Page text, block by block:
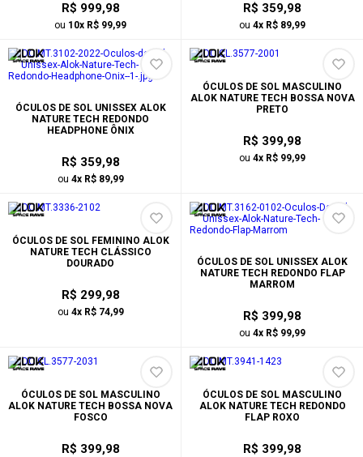
R$ 999,98
ou 10x R$ 99,99
R$ 359,98
ou 4x R$ 89,99
ÓCULOS DE SOL UNISSEX ALOK
NATURE TECH REDONDO
HEADPHONE ÔNIX
R$ 359,98
ou 4x R$ 89,99
ÓCULOS DE SOL MASCULINO
ALOK NATURE TECH BOSSA NOVA
PRETO
R$ 399,98
ou 4x R$ 99,99
ÓCULOS DE SOL FEMININO ALOK
NATURE TECH CLÁSSICO
DOURADO
R$ 299,98
ou 4x R$ 74,99
ÓCULOS DE SOL UNISSEX ALOK
NATURE TECH REDONDO FLAP
MARROM
R$ 399,98
ou 4x R$ 99,99
ÓCULOS DE SOL MASCULINO
ALOK NATURE TECH BOSSA NOVA
FOSCO
R$ 399,98
ÓCULOS DE SOL MASCULINO
ALOK NATURE TECH REDONDO
FLAP ROXO
R$ 399,98